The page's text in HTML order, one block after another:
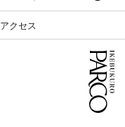
アクセス